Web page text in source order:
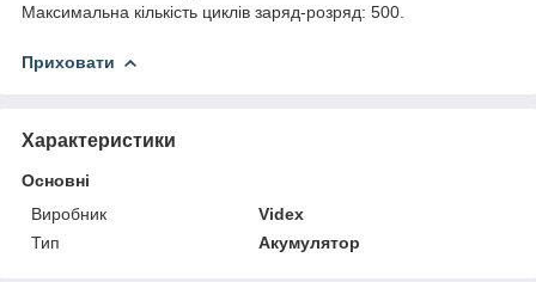
Максимальна кількість циклів заряд-розряд: 500.
Приховати
Характеристики
Основні
Виробник
Videx
Тип
Акумулятор